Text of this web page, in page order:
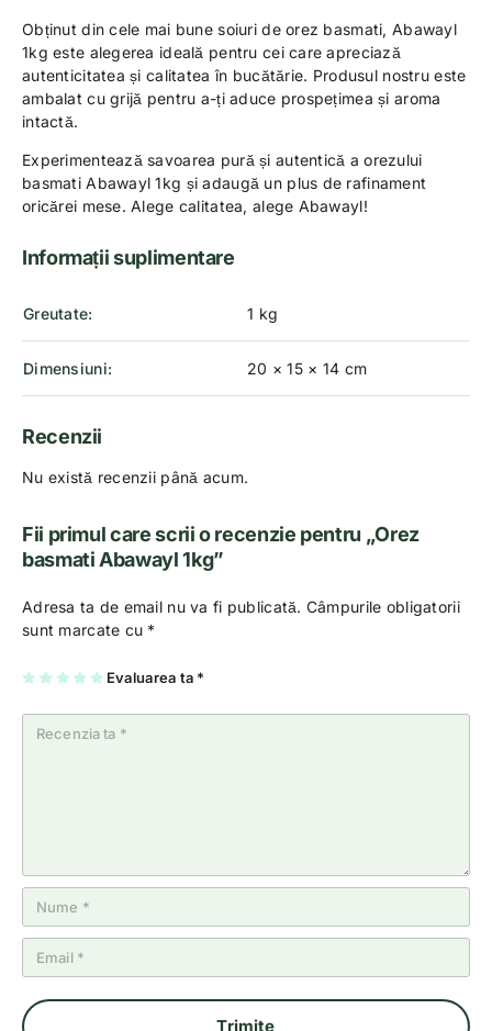
Obținut din cele mai bune soiuri de orez basmati, Abawayl
1kg este alegerea ideală pentru cei care apreciază
autenticitatea și calitatea în bucătărie. Produsul nostru este
ambalat cu grijă pentru a-ți aduce prospețimea și aroma
intactă.
Experimentează savoarea pură și autentică a orezului
basmati Abawayl 1kg și adaugă un plus de rafinament
oricărei mese. Alege calitatea, alege Abawayl!
Informații suplimentare
Greutate 1 kg
Dimensiuni 20 × 15 × 14 cm
Recenzii
Nu există recenzii până acum.
Fii primul care scrii o recenzie pentru „Orez
basmati Abawayl 1kg”
Adresa ta de email nu va fi publicată. Câmpurile obligatorii
sunt marcate cu *
Evaluarea ta *
U
n
2
5
st
el
3
5
st
el
4
5
st
el
5
5
st
el